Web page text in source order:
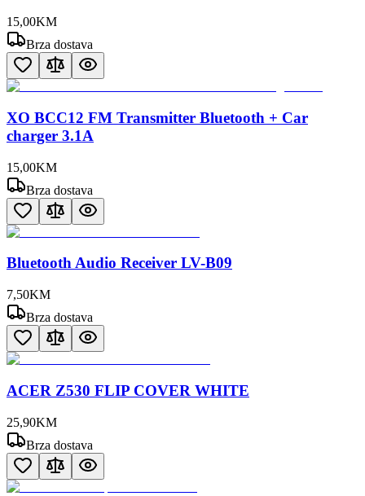
15,00KM
Brza dostava
XO BCC12 FM Transmitter Bluetooth + Car
charger 3.1A
15,00KM
Brza dostava
Bluetooth Audio Receiver LV-B09
7,50KM
Brza dostava
ACER Z530 FLIP COVER WHITE
25,90KM
Brza dostava